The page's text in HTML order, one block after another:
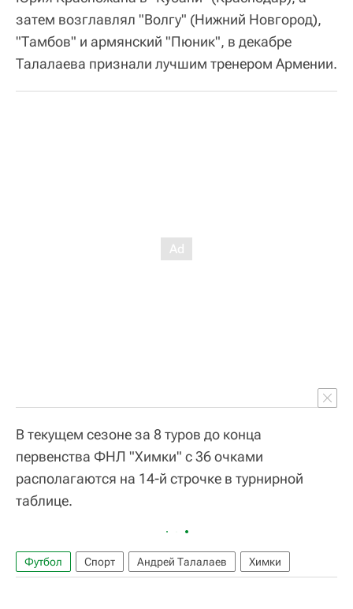
затем возглавлял "Волгу" (Нижний Новгород),
"Тамбов" и армянский "Пюник", в декабре
Талалаева признали лучшим тренером Армении.
В текущем сезоне за 8 туров до конца
первенства ФНЛ "Химки" с 36 очками
располагаются на 14-й строчке в турнирной
таблице.
Футбол Спорт Андрей Талалаев Химки